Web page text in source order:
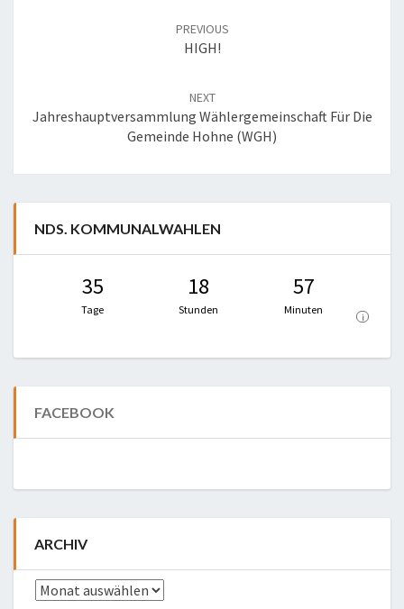
PREVIOUS
HIGH!
NEXT
Jahreshauptversammlung Wählergemeinschaft Für Die
Gemeinde Hohne (WGH)
NDS. KOMMUNALWAHLEN
35
Tage
18
Stunden
57
Minuten
i
FACEBOOK
ARCHIV
Archiv